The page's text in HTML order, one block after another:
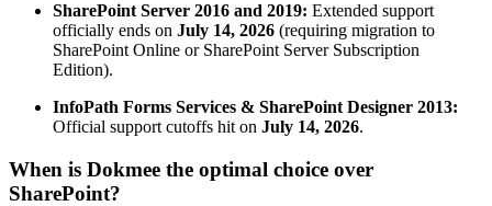
SharePoint Server 2016 and 2019: Extended support
officially ends on July 14, 2026 (requiring migration to
SharePoint Online or SharePoint Server Subscription
Edition).
InfoPath Forms Services & SharePoint Designer 2013:
Official support cutoffs hit on July 14, 2026.
When is Dokmee the optimal choice over
SharePoint?